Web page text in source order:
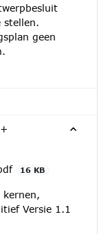
stellen.
geen
16 KB
kernen,
Versie 1.1